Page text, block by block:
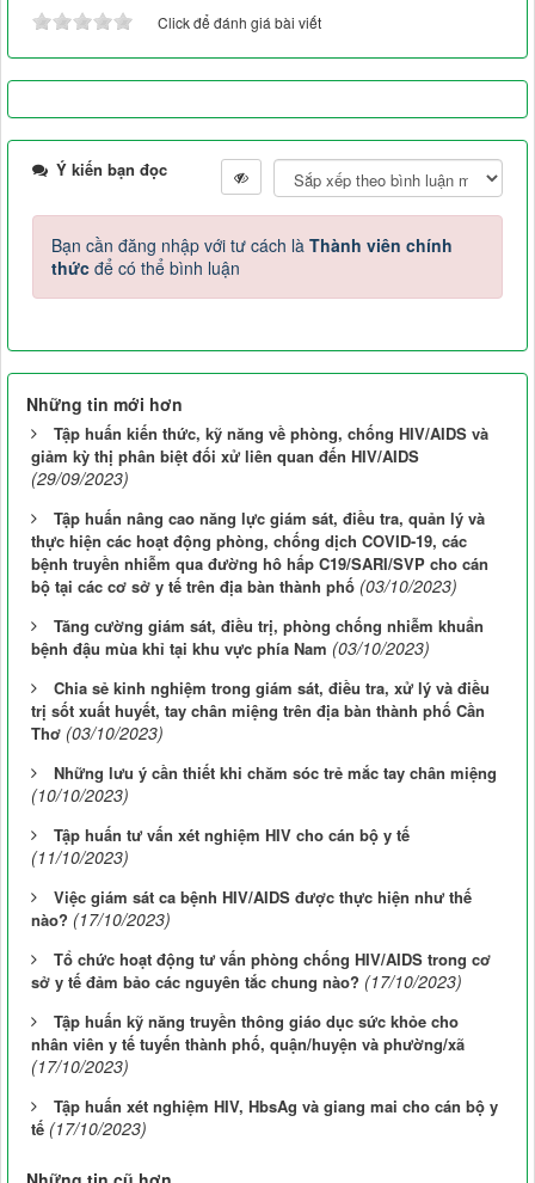
Click để đánh giá bài viết
Ý kiến bạn đọc
Bạn cần đăng nhập với tư cách là Thành viên chính
thức để có thể bình luận
Những tin mới hơn
Tập huấn kiến thức, kỹ năng về phòng, chống HIV/AIDS và
giảm kỳ thị phân biệt đối xử liên quan đến HIV/AIDS
(29/09/2023)
Tập huấn nâng cao năng lực giám sát, điều tra, quản lý và
thực hiện các hoạt động phòng, chống dịch COVID-19, các
bệnh truyền nhiễm qua đường hô hấp C19/SARI/SVP cho cán
bộ tại các cơ sở y tế trên địa bàn thành phố (03/10/2023)
Tăng cường giám sát, điều trị, phòng chống nhiễm khuẩn
bệnh đậu mùa khỉ tại khu vực phía Nam (03/10/2023)
Chia sẻ kinh nghiệm trong giám sát, điều tra, xử lý và điều
trị sốt xuất huyết, tay chân miệng trên địa bàn thành phố Cần
Thơ (03/10/2023)
Những lưu ý cần thiết khi chăm sóc trẻ mắc tay chân miệng
(10/10/2023)
Tập huấn tư vấn xét nghiệm HIV cho cán bộ y tế
(11/10/2023)
Việc giám sát ca bệnh HIV/AIDS được thực hiện như thế
nào? (17/10/2023)
Tổ chức hoạt động tư vấn phòng chống HIV/AIDS trong cơ
sở y tế đảm bảo các nguyên tắc chung nào? (17/10/2023)
Tập huấn kỹ năng truyền thông giáo dục sức khỏe cho
nhân viên y tế tuyến thành phố, quận/huyện và phường/xã
(17/10/2023)
Tập huấn xét nghiệm HIV, HbsAg và giang mai cho cán bộ y
tế (17/10/2023)